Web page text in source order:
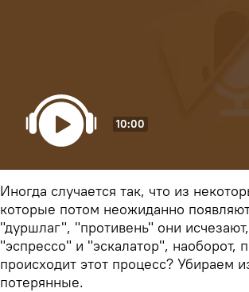
10:00
Иногда случается так, что из
которые потом неожиданно
"дуршлаг", "противень" они
"эспрессо" и "эскалатор", наоборот,
происходит этот процесс? Убираем
потерянные.